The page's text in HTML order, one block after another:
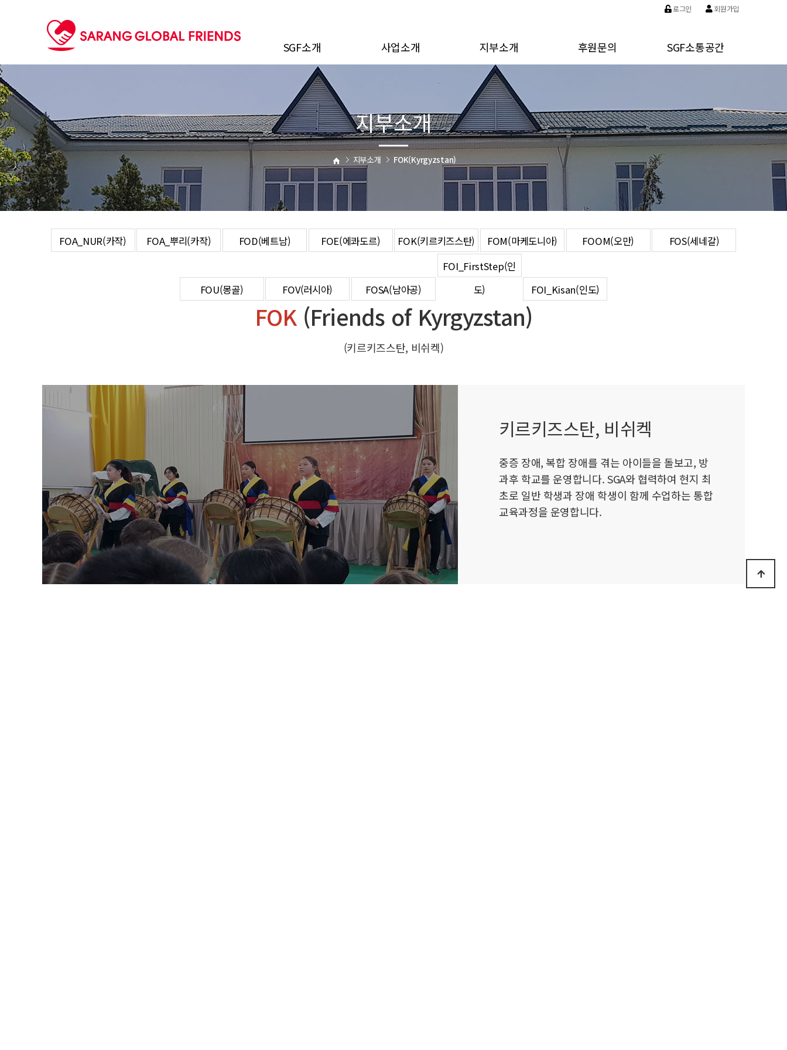
로그인 회원가입
SGF소개
SGF는
연혁
사업보고
오시는길
사업소개
장애인 지원사업
지역개발
해외봉사단
긴급구호
지부소개
FOA_NUR(카작)
FOA_뿌리(카작)
FOD(베트남)
FOE(에콰도르)
FOK(키르키즈스탄)
FOM(마케도니아)
FOOM(오만)
FOS(세네갈)
FOU(몽골)
FOV(러시아)
FOSA(남아공)
FOI_FirstStep(인도)
FOI_Kisan(인도)
후원문의 SGF소통공간
공지사항
질문과 답변
FOA_NUR(카작) FOA_뿌리(카작) FOD(베트남) FOE(에콰도르) FOK(키르키즈스탄) FOM(마케도니아) FOOM(오만) FOS(세네갈)
FOU(몽골) FOV(러시아) FOSA(남아공)
FOI_FirstStep(인
도)
FOI_Kisan(인도)
지부소개 FOK(Kyrgyzstan)
지부소개
FOK(Friends of Kyrgyzstan)
(키르키즈스탄, 비쉬켁)
키르키즈스탄, 비쉬켁
중증 장애, 복합 장애를 겪는 아이들을 돌보고, 방
과후 학교를 운영합니다. SGA와 협력하여 현지 최
초로 일반 학생과 장애 학생이 함께 수업하는 통합
교육과정을 운영합니다.